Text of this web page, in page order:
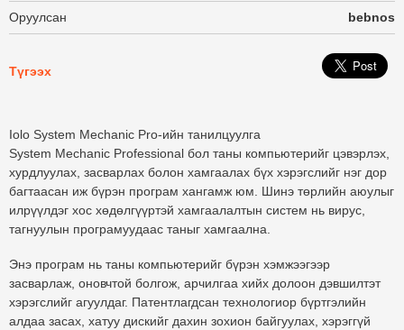
Оруулсан bebnos
Түгээх
Iolo System Mechanic Pro-ийн танилцуулга
System Mechanic Professional бол таны компьютерийг цэвэрлэх,
хурдлуулах, засварлах болон хамгаалах бүх хэрэгслийг нэг дор
багтаасан иж бүрэн програм хангамж юм. Шинэ төрлийн аюулыг
илрүүлдэг хос хөдөлгүүртэй хамгаалалтын систем нь вирус,
тагнуулын програмуудаас таныг хамгаална.
Энэ програм нь таны компьютерийг бүрэн хэмжээгээр
засварлаж, оновчтой болгож, арчилгаа хийх долоон дэвшилтэт
хэрэгслийг агуулдаг. Патентлагдсан технологиор бүртгэлийн
алдаа засах, хатуу дискийг дахин зохион байгуулах, хэрэггүй